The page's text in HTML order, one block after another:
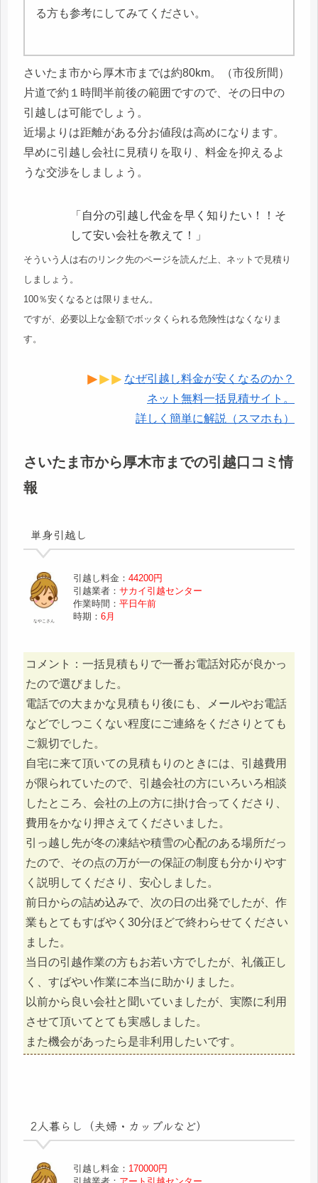
る方も参考にしてみてください。
さいたま市から厚木市までは約80km。（市役所間）
片道で約１時間半前後の範囲ですので、その日中の
引越しは可能でしょう。
近場よりは距離がある分お値段は高めになります。
早めに引越し会社に見積りを取り、料金を抑えるよ
うな交渉をしましょう。
「自分の引越し代金を早く知りたい！！そ
して安い会社を教えて！」
そういう人は右のリンク先のページを読んだ上、ネットで見積り
しましょう。
100％安くなるとは限りません。
ですが、必要以上な金額でボッタくられる危険性はなくなりま
す。
なぜ引越し料金が安くなるのか？
ネット無料一括見積サイト。
詳しく簡単に解説（スマホも）
さいたま市から厚木市までの引越口コミ情
報
単身引越し
なやこさん
引越し料金：44200円
引越業者：サカイ引越センター
作業時間：平日午前
時期：6月
コメント：一括見積もりで一番お電話対応が良かっ
たので選びました。
電話での大まかな見積もり後にも、メールやお電話
などでしつこくない程度にご連絡をくださりとても
ご親切でした。
自宅に来て頂いての見積もりのときには、引越費用
が限られていたので、引越会社の方にいろいろ相談
したところ、会社の上の方に掛け合ってくださり、
費用をかなり押さえてくださいました。
引っ越し先が冬の凍結や積雪の心配のある場所だっ
たので、その点の万が一の保証の制度も分かりやす
く説明してくださり、安心しました。
前日からの詰め込みで、次の日の出発でしたが、作
業もとてもすばやく30分ほどで終わらせてください
ました。
当日の引越作業の方もお若い方でしたが、礼儀正し
く、すばやい作業に本当に助かりました。
以前から良い会社と聞いていましたが、実際に利用
させて頂いてとても実感しました。
また機会があったら是非利用したいです。
2人暮らし（夫婦・カップルなど）
引越し料金： 170000円